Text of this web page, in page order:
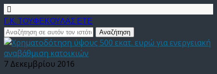
Γ.Κ. ΤΟΥΦΕΚΟΥΛΑΣ ΕΤΕ
7 Δεκεμβρίου 2016